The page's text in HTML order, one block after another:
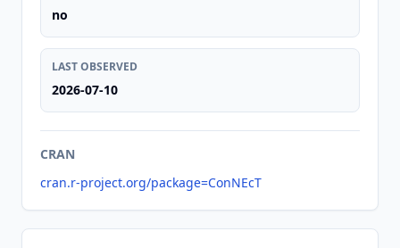
no
LAST OBSERVED
2026-07-10
CRAN
cran.r-project.org/package=ConNEcT